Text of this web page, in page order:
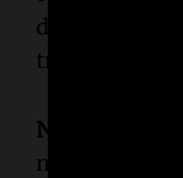
de Playboy, y
trabajos
NSQK
,
noviembre